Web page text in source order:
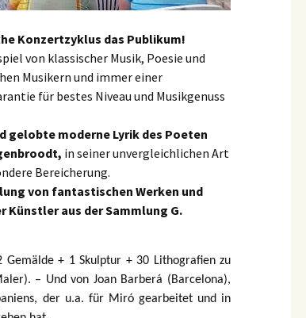
Konzertzyklus das Publikum!
von klassischer Musik, Poesie und
Musikern und immer einer
für bestes Niveau und Musikgenuss
gelobte moderne Lyrik des Poeten
in seiner unvergleichlichen Art
Bereicherung.
von fantastischen Werken und
aus der Sammlung G.
+ 1 Skulptur + 30 Lithografien zu
– Und von Joan Barberá (Barcelona),
der u.a. für Miró gearbeitet und in